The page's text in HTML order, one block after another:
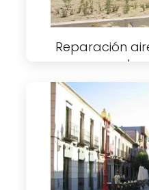
Reparación